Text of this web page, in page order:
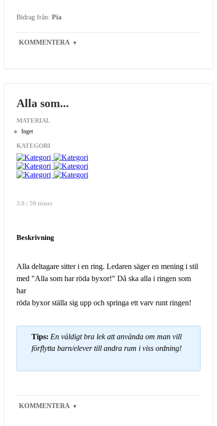
Bidrag från: Pia
KOMMENTERA ▼
Alla som...
MATERIAL
Inget
KATEGORI
3.8 / 59 röster
Beskrivning
Alla deltagare sitter i en ring. Ledaren säger en mening i stil
med "Alla som har röda byxor!" Då ska alla i ringen som
har
röda byxor ställa sig upp och springa ett varv runt ringen!
Tips: En väldigt bra lek att använda om man vill
förflytta barn/elever till andra rum i viss ordning!
KOMMENTERA ▼